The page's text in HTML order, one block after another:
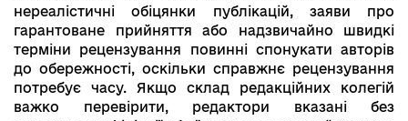
нереалістичні обіцянки публікацій, заяви про
гарантоване прийняття або надзвичайно швидкі
терміни рецензування повинні спонукати авторів
до обережності, оскільки справжнє рецензування
потребує часу. Якщо склад редакційних колегій
важко перевірити, редактори вказані без